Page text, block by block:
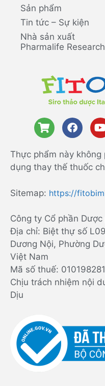
Sản phẩm
Tin tức – Sự kiện
Nhà sản xuất
Pharmalife Research
Thực phẩm này
dụng thay thế thuốc
Sitemap: https://
Công ty Cổ phần
Địa chỉ: Biệt thự số
Dương Nội, Phường
Việt Nam
Mã số thuế:
Chịu trách nhiệm nội
Dịu